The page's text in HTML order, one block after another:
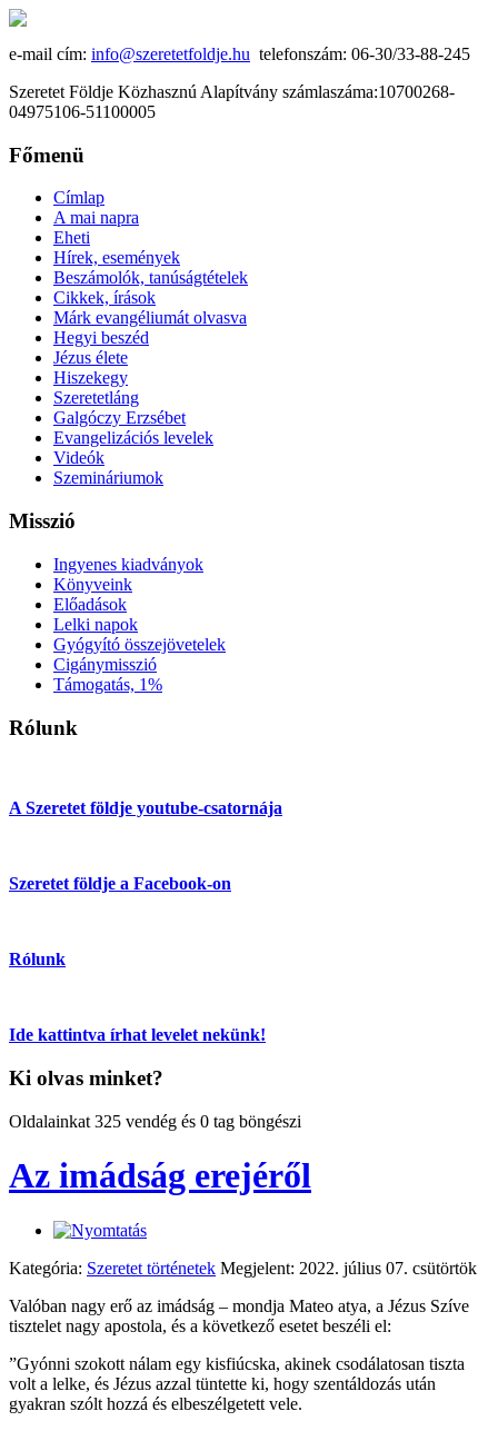
e-mail cím: info@szeretetfoldje.hu telefonszám: 06-30/33-88-245
Szeretet Földje Közhasznú Alapítvány számlaszáma:10700268-
04975106-51100005
Főmenü
Címlap
A mai napra
Eheti
Hírek, események
Beszámolók, tanúságtételek
Cikkek, írások
Márk evangéliumát olvasva
Hegyi beszéd
Jézus élete
Hiszekegy
Szeretetláng
Galgóczy Erzsébet
Evangelizációs levelek
Videók
Szemináriumok
Misszió
Ingyenes kiadványok
Könyveink
Előadások
Lelki napok
Gyógyító összejövetelek
Cigánymisszió
Támogatás, 1%
Rólunk
A Szeretet földje youtube-csatornája
Szeretet földje a Facebook-on
Rólunk
Ide kattintva írhat levelet nekünk!
Ki olvas minket?
Oldalainkat 325 vendég és 0 tag böngészi
Az imádság erejéről
Kategória: Szeretet történetek Megjelent: 2022. július 07. csütörtök
Valóban nagy erő az imádság – mondja Mateo atya, a Jézus Szíve
tisztelet nagy apostola, és a következő esetet beszéli el:
”Gyónni szokott nálam egy kisfiúcska, akinek csodálatosan tiszta
volt a lelke, és Jézus azzal tüntette ki, hogy szentáldozás után
gyakran szólt hozzá és elbeszélgetett vele.